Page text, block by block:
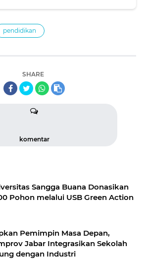
pendidikan
SHARE
komentar
Sangga Buana Donasikan
Pohon melalui USB Green Action
Pemimpin Masa Depan,
Jabar Integrasikan Sekolah
dengan Industri